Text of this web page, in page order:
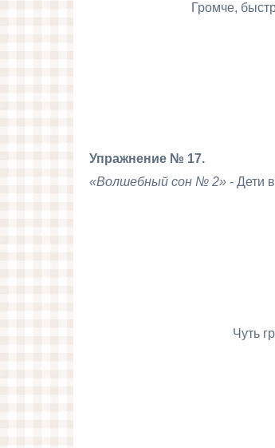
Громче, быстрее,
Хорошо нам
Но пора
Крепче
Их повыше
Потянуться!
Всем открыть
Упражнение № 17.
«Волшебный сон № 2» - Дети
И
Губы чуть
Всё чудесно
И
Быть
Чуть
Мы спокойны
Говорим
Смело и
Вспоминаем
Что учили